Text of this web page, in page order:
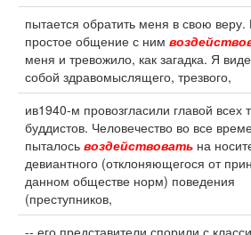
пытается обратить меня в свою веру.
простое общение с ним
меня и тревожило, как загадка. Я
собой здравомыслящего, трезвого,
ив1940-м провозгласили главой всех
буддистов. Человечество во все
пыталось воздействовать на
девиантного (отклоняющегося от
данном обществе норм) поведения
(преступников,
-- его представители спорили с